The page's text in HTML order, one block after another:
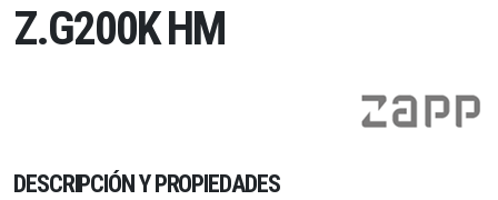
Z.G200K HM
DESCRIPCIÓN Y PROPIEDADES